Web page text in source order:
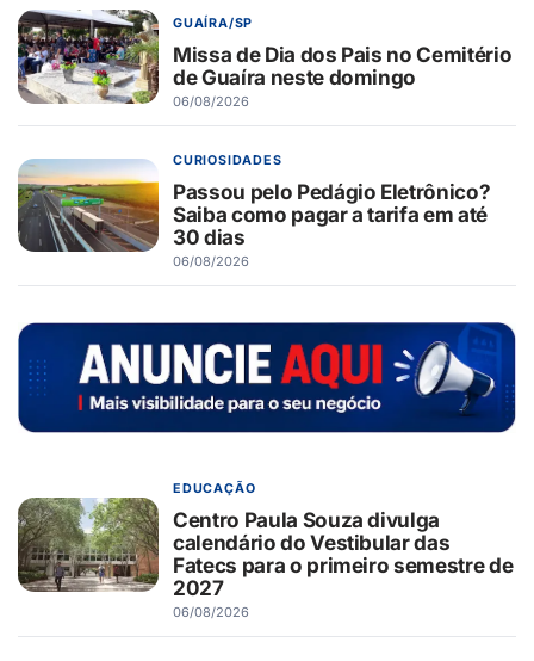
GUAÍRA/SP
Missa de Dia dos Pais no Cemitério
de Guaíra neste domingo
06/08/2026
CURIOSIDADES
Passou pelo Pedágio Eletrônico?
Saiba como pagar a tarifa em até
30 dias
06/08/2026
EDUCAÇÃO
Centro Paula Souza divulga
calendário do Vestibular das
Fatecs para o primeiro semestre de
2027
06/08/2026